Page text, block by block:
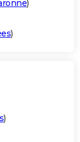
)
)
)